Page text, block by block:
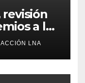
revisión
a la
del LNA